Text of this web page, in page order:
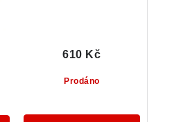
Prodáno
610 Kč